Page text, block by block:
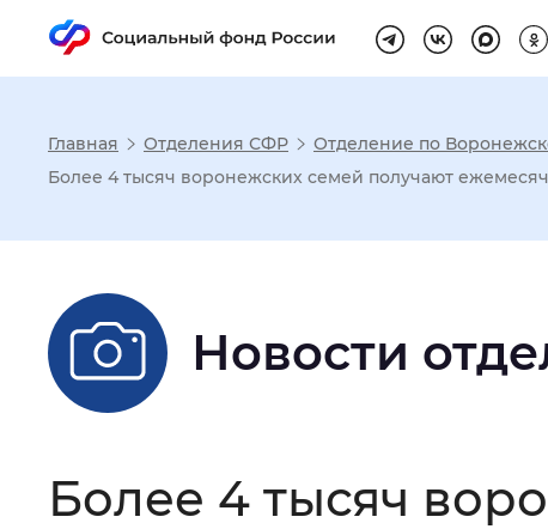
Настройка
Шрифт: Без засечек С
Главная Отделения СФР Отделение по
Более 4 тысяч воронежских семей получают
Новости
Более 4 тысяч